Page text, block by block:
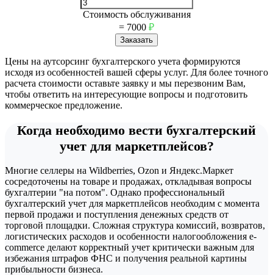
Стоимость обслуживания
= 7000 ₽
Заказать
Цены на аутсорсинг бухгалтерского учета формируются
исходя из особенностей вашей сферы услуг. Для более точного
расчета стоимости оставьте заявку и мы перезвоним Вам,
чтобы ответить на интересующие вопросы и подготовить
коммерческое предложение.
Когда необходимо вести бухгалтерский
учет для маркетплейсов?
Многие селлеры на Wildberries, Ozon и Яндекс.Маркет
сосредоточены на товаре и продажах, откладывая вопросы
бухгалтерии "на потом". Однако профессиональный
бухгалтерский учет для маркетплейсов необходим с момента
первой продажи и поступления денежных средств от
торговой площадки. Сложная структура комиссий, возвратов,
логистических расходов и особенности налогообложения e-
commerce делают корректный учет критически важным для
избежания штрафов ФНС и получения реальной картины
прибыльности бизнеса.